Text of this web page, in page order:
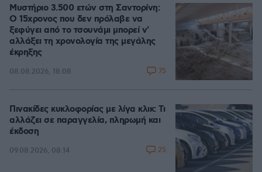
Μυστήριο 3.500 ετών στη Σαντορίνη:
Ο 15χρονος που δεν πρόλαβε να
ξεφύγει από το τσουνάμι μπορεί ν'
αλλάξει τη χρονολογία της μεγάλης
έκρηξης
08.08.2026, 18:08 75
Πινακίδες κυκλοφορίας με λίγα κλικ: Τι
αλλάζει σε παραγγελία, πληρωμή και
έκδοση
09.08.2026, 08:14 25